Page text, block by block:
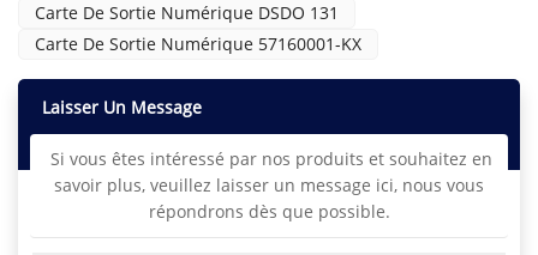
Carte De Sortie Numérique DSDO 131
Carte De Sortie Numérique 57160001-KX
Laisser Un Message
Si vous êtes intéressé par nos produits et souhaitez en
savoir plus, veuillez laisser un message ici, nous vous
répondrons dès que possible.